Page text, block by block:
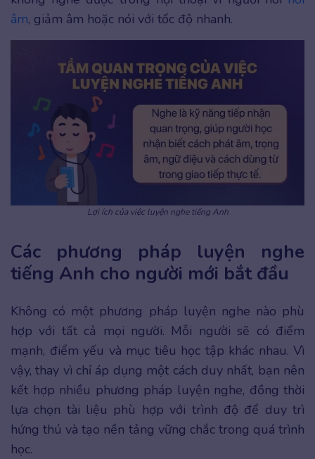
âm, giảm âm hoặc nói với tốc độ nhanh.
Lợi ích của việc luyện nghe tiếng Anh
Các phương pháp luyện nghe
tiếng Anh cho người mới bắt đầu
Không có một phương pháp luyện nghe nào phù
hợp với tất cả mọi người. Mỗi người sẽ có điểm
mạnh, điểm yếu và mục tiêu học tập khác nhau. Vì
vậy, thay vì chỉ áp dụng một cách duy nhất, bạn nên
kết hợp nhiều phương pháp luyện nghe, đồng thời
lựa chọn tài liệu phù hợp với trình độ để duy trì
hứng thú và tạo nền tảng vững chắc trong quá trình
học.